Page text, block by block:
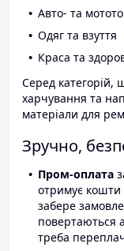
Авто- та
Одяг та взуття
Краса та
Серед категорій,
харчування та
матеріали для
Зручно,
Пром-оплата
отримує кошти
забере
повертаються
треба